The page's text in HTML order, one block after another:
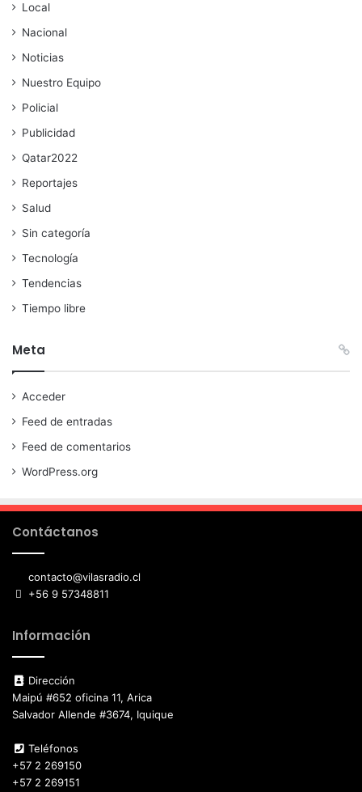
Local
Nacional
Noticias
Nuestro Equipo
Policial
Publicidad
Qatar2022
Reportajes
Salud
Sin categoría
Tecnología
Tendencias
Tiempo libre
Meta
Acceder
Feed de entradas
Feed de comentarios
WordPress.org
Contáctanos
contacto@vilasradio.cl
+56 9 57348811
Información
Dirección
Maipú #652 oficina 11, Arica
Salvador Allende #3674, Iquique
Teléfonos
+57 2 269150
+57 2 269151